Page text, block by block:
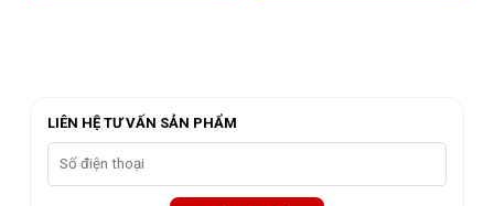
LIÊN HỆ TƯ VẤN SẢN PHẨM